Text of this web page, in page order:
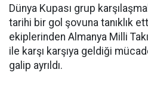
Dünya Kupası grup
tarihi bir gol şovuna tanıklık
ekiplerinden Almanya Milli
ile karşı karşıya geldiği
galip ayrıldı.